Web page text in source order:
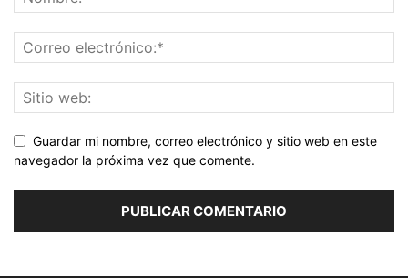
Guardar mi nombre, correo electrónico y sitio web en este
navegador la próxima vez que comente.